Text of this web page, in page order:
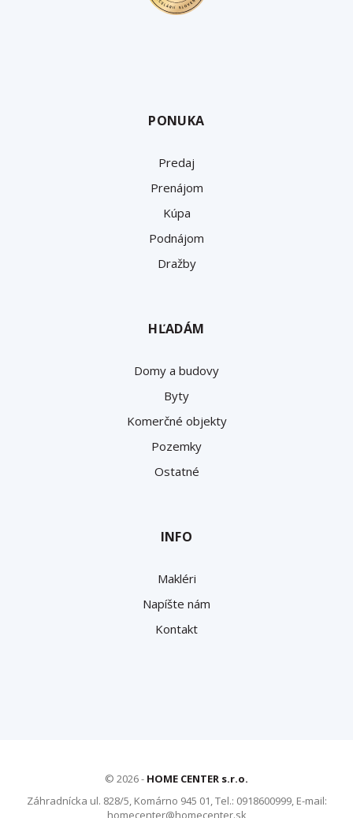
PONUKA
Predaj
Prenájom
Kúpa
Podnájom
Dražby
HĽADÁM
Domy a budovy
Byty
Komerčné objekty
Pozemky
Ostatné
INFO
Makléri
Napíšte nám
Kontakt
© 2026 - HOME CENTER s.r.o.
Záhradnícka ul. 828/5, Komárno 945 01, Tel.: 0918600999, E-mail: